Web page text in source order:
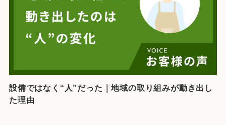
設備ではなく“人”だった｜地域の取り組みが動き出し
た理由